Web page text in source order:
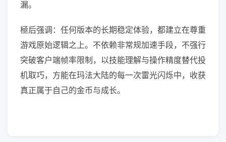
漏。
極后强调：任何版本的长期稳定体验，都建立在尊重
游戏原始逻辑之上。不依赖非常规加速手段，不强行
突破客户端帧率限制，以技能理解与操作精度替代投
机取巧，方能在玛法大陆的每一次雷光闪烁中，收获
真正属于自己的金币与成长。